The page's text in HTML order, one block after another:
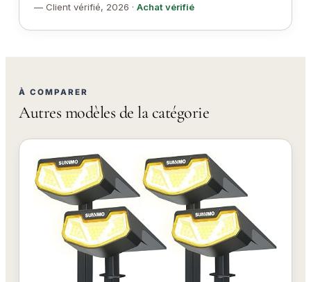
— Client vérifié, 2026 · Achat vérifié
À COMPARER
Autres modèles de la catégorie